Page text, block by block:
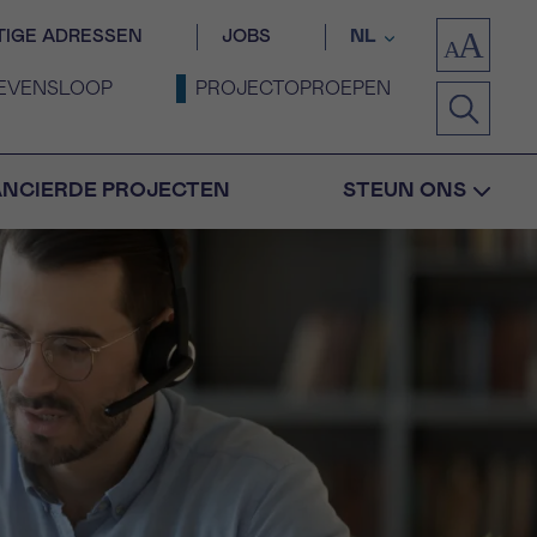
ADRESSEN JOBS NL
PROJECTOPROEPEN
PROJECTEN STEUN ONS
Bevestiging